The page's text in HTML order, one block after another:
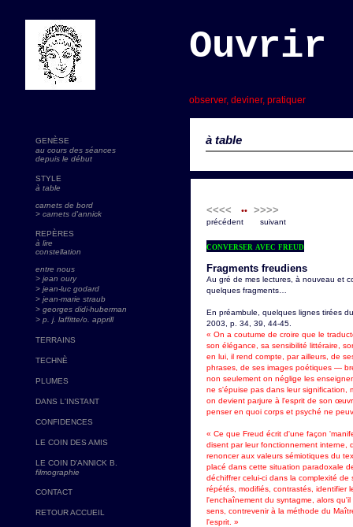
à table
observer, deviner, pratiquer
GENÈSE
au cours des séances
depuis le début
STYLE
à table
carnets de bord
> carnets d'annick
REPÈRES
à lire
constellation
entre nous
> jean oury
> jean-luc godard
> jean-marie straub
> georges didi-huberman
> p. j. laffitte/o. apprill
TERRAINS
TECHNÈ
PLUMES
DANS L'INSTANT
CONFIDENCES
LE COIN DES AMIS
LE COIN D'ANNICK B.
filmographie
CONTACT
RETOUR ACCUEIL
<<<< •• >>>>
précédent suivant
converser avec freud
Fragments freudiens
Au gré de mes lectures, à nouveau et
quelques fragments…
En préambule, quelques lignes tirées
2003, p. 34, 39, 44-45.
« On a coutume de croire que le
son élégance, sa sensibilité littéraire,
en lui, il rend compte, par ailleurs, de
phrases, de ses images poétiques —
non seulement on néglige les
ne s'épuise pas dans leur signification,
on devient parjure à l'esprit de son
penser en quoi corps et psyché ne
« Ce que Freud écrit d'une façon
disent par leur fonctionnement interne,
renoncer aux valeurs sémiotiques du
placé dans cette situation paradoxale
déchiffrer celui-ci dans la complexité
répétés, modifiés, contrastés, identifier
l'enchaînement du syntagme, alors
sens, contrevenir à la méthode du
l'esprit. »
Ouvrir